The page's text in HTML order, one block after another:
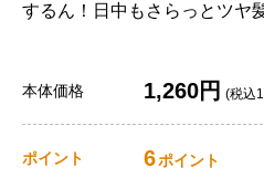
するん！日中もさらっとツヤ
本体価格 1,260円 (税込
ポイント 6ポイント